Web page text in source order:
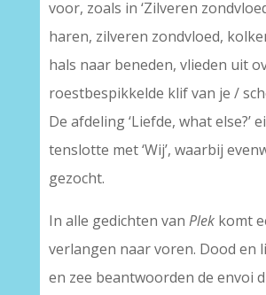
voor, zoals in ‘Zilveren
haren, zilveren zondvloed,
hals naar beneden, vlieden uit
roestbespikkelde klif van je /
De afdeling ‘Liefde, what else?’
tenslotte met ‘Wij’, waarbij
gezocht.
In alle gedichten van Plekkomt
verlangen naar voren. Dood en
en zee beantwoorden de envoi